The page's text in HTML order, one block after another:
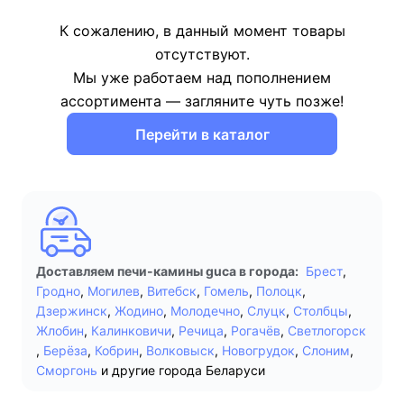
К сожалению, в данный момент товары
отсутствуют.
Мы уже работаем над пополнением
ассортимента — загляните чуть позже!
Перейти в каталог
Доставляем печи-камины guca в города: Брест,
Гродно, Могилев, Витебск, Гомель, Полоцк,
Дзержинск, Жодино, Молодечно, Слуцк, Столбцы,
Жлобин, Калинковичи, Речица, Рогачёв, Светлогорск
, Берёза, Кобрин, Волковыск, Новогрудок, Слоним,
Сморгонь и другие города Беларуси